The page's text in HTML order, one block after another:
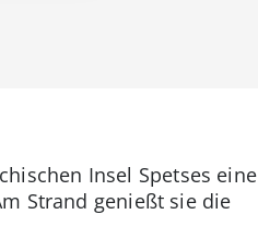
Insel Spetses eine
Strand genießt sie die